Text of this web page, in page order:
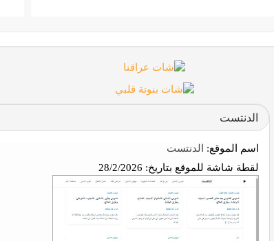
الدنتست
اسم الموقع: الدنتست
لقطة شاشة للموقع بتاريخ: